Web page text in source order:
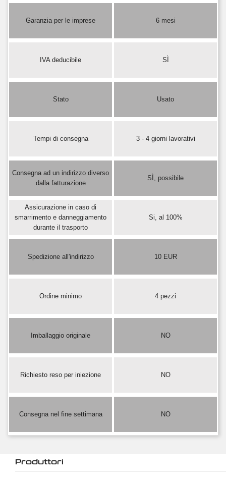
Garanzia per le imprese 6 mesi
IVA deducibile SÌ
Stato Usato
Tempi di consegna 3 - 4 giorni lavorativi
Consegna ad un indirizzo diverso
dalla fatturazione
SÌ, possibile
Assicurazione in caso di
smarrimento e danneggiamento
durante il trasporto
Si, al 100%
Spedizione all'indirizzo 10 EUR
Ordine minimo 4 pezzi
Imballaggio originale NO
Richiesto reso per iniezione NO
Consegna nel fine settimana NO
Produttori